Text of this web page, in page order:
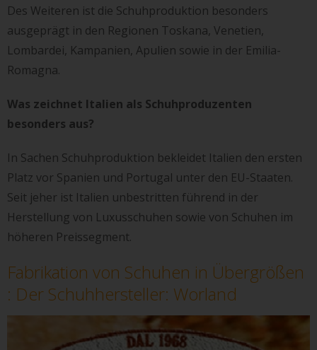
Des Weiteren ist die Schuhproduktion besonders
ausgeprägt in den Regionen Toskana, Venetien,
Lombardei, Kampanien, Apulien sowie in der Emilia-
Romagna.
Was zeichnet Italien als Schuhproduzenten
besonders aus?
In Sachen Schuhproduktion bekleidet Italien den ersten
Platz vor Spanien und Portugal unter den EU-Staaten.
Seit jeher ist Italien unbestritten führend in der
Herstellung von Luxusschuhen sowie von Schuhen im
höheren Preissegment.
Fabrikation von Schuhen in Übergrößen
: Der Schuhhersteller: Worland